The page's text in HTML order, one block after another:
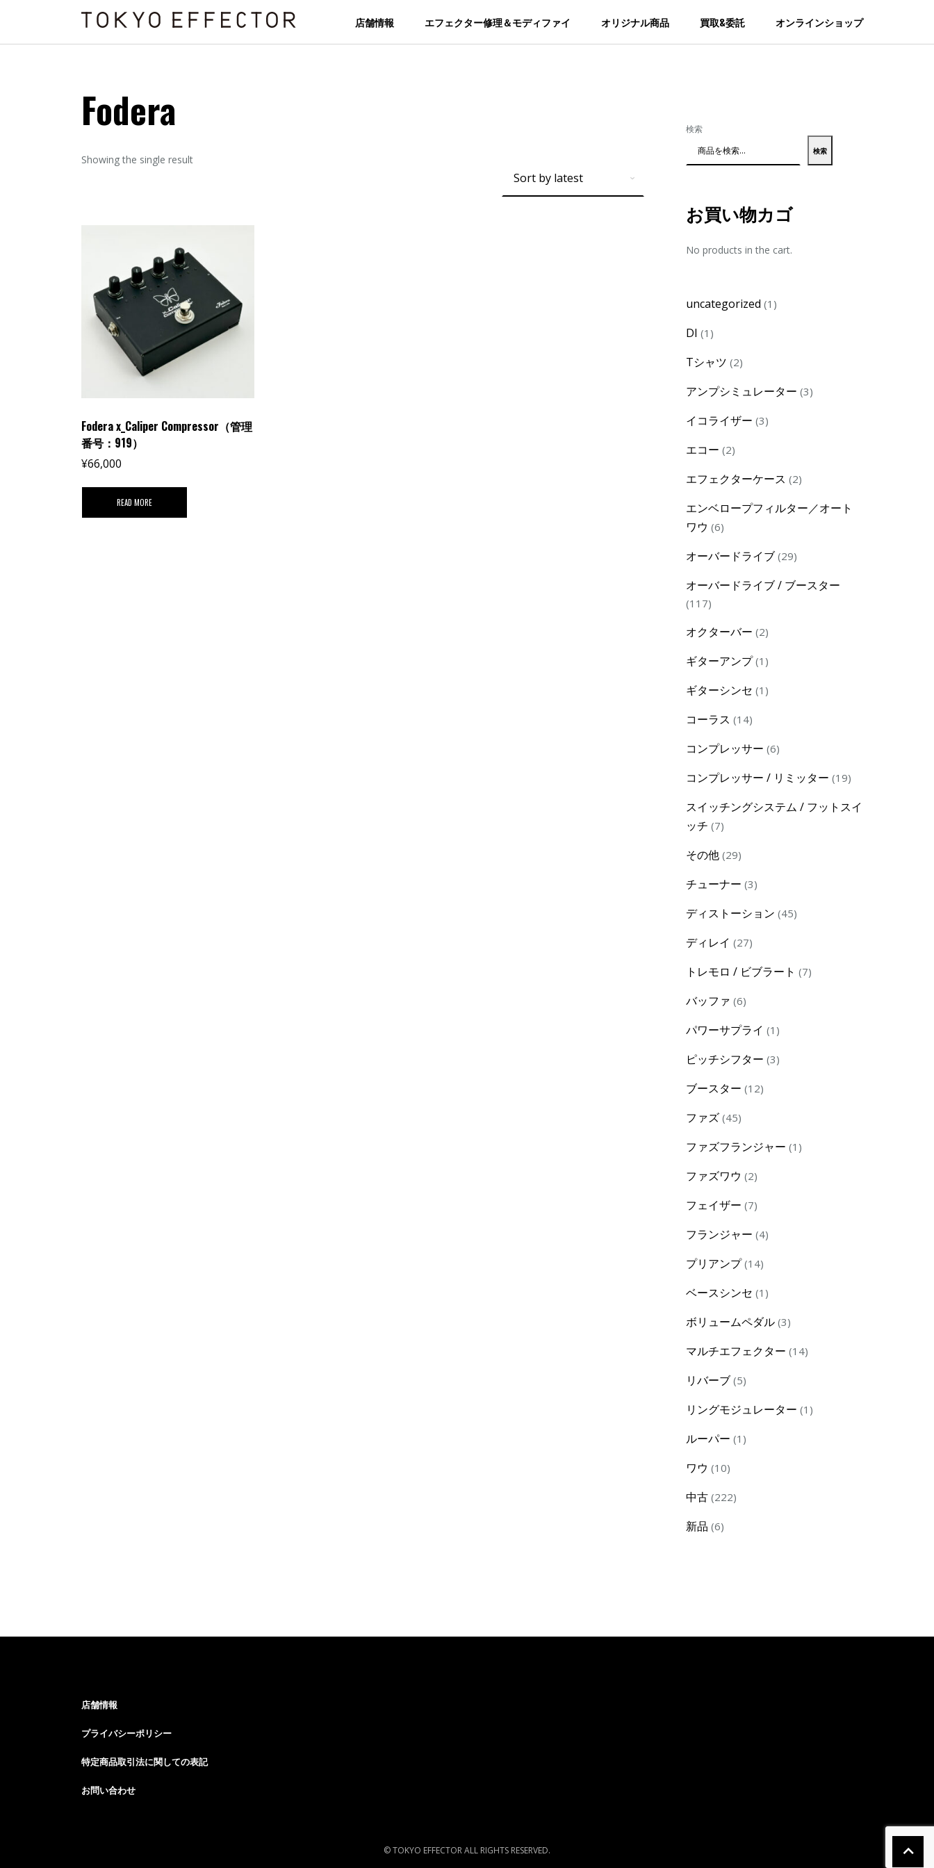
店舗情報 エフェクター修理＆モディファイ オリジナル商品 買取&委託 オンラインショップ
Fodera
Showing the single result
Fodera x_Caliper Compressor（管理
番号：919）
¥66,000
READ MORE
検索
検索
お買い物カゴ
No products in the cart.
uncategorized 1 1
DI 1 1
Tシャツ 22
アンプシミュレーター 33
イコライザー 33
エコー 22
エフェクターケース 22
エンベロープフィルター／オート
ワウ 66
オーバードライブ 2929
オーバードライブ / ブースター
117117
オクターバー 22
ギターアンプ 1 1
ギターシンセ 1 1
コーラス 1414
コンプレッサー 66
コンプレッサー / リミッター 1919
スイッチングシステム / フットスイ
ッチ 77
その他 2929
チューナー 33
ディストーション 4545
ディレイ 2727
トレモロ / ビブラート 77
バッファ 66
パワーサプライ 1 1
ピッチシフター 33
ブースター 1212
ファズ 4545
ファズフランジャー 1 1
ファズワウ 22
フェイザー 77
フランジャー 44
プリアンプ 1414
ベースシンセ 1 1
ボリュームペダル 33
マルチエフェクター 1414
リバーブ 55
リングモジュレーター 1 1
ルーパー 1 1
ワウ 1010
中古 222222
新品 66
店舗情報
プライバシーポリシー
特定商品取引法に関しての表記
お問い合わせ
© TOKYO EFFECTOR ALL RIGHTS RESERVED.